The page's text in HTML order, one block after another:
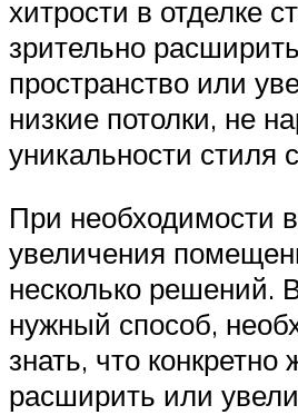
хитрости в отделке
зрительно
пространство или
низкие потолки, не
уникальности стиля
При необходимости
увеличения
несколько решений.
нужный способ,
знать, что конкретно
расширить или